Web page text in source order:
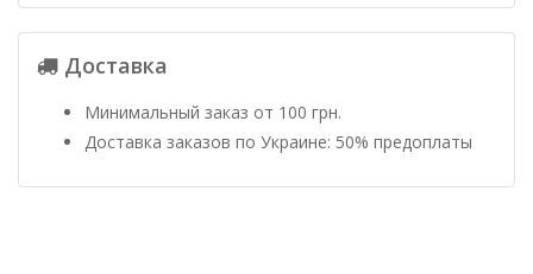
Доставка
Минимальный заказ от 100 грн.
Доставка заказов по Украине: 50% предоплаты